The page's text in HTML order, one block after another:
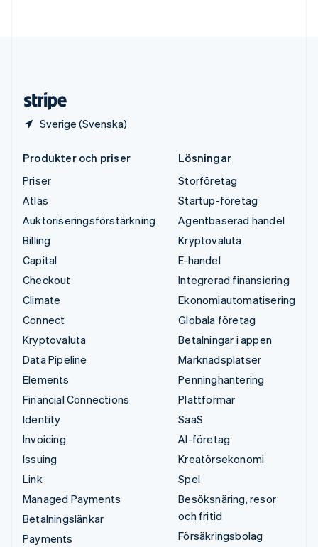
Sverige (Svenska)
Produkter och priser
Priser
Atlas
Auktoriseringsförstärkning
Billing
Capital
Checkout
Climate
Connect
Kryptovaluta
Data Pipeline
Elements
Financial Connections
Identity
Invoicing
Issuing
Link
Managed Payments
Betalningslänkar
Payments
Lösningar
Storföretag
Startup-företag
Agentbaserad handel
Kryptovaluta
E-handel
Integrerad finansiering
Ekonomiautomatisering
Globala företag
Betalningar i appen
Marknadsplatser
Penninghantering
Plattformar
SaaS
AI-företag
Kreatörsekonomi
Spel
Besöksnäring, resor
och fritid
Försäkringsbolag